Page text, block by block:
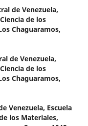
de Venezuela,
de los
Chaguaramos,
de Venezuela,
de los
Chaguaramos,
Venezuela, Escuela
los Materiales,